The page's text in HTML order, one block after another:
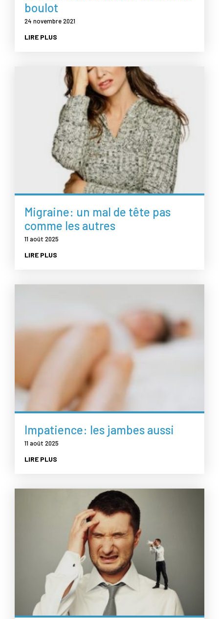
boulot
24 novembre 2021
LIRE PLUS
Migraine: un mal de tête pas
comme les autres
11 août 2025
LIRE PLUS
Impatience: les jambes aussi
11 août 2025
LIRE PLUS